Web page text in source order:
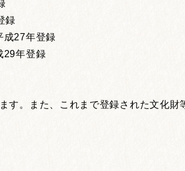
録
27年登録
年登録
す。また、これまで登録された文化